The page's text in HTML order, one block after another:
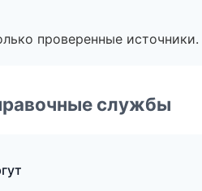
проверенные источники.
службы